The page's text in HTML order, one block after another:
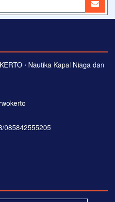
⋅ Nautika Kapal Niaga dan
085842555205